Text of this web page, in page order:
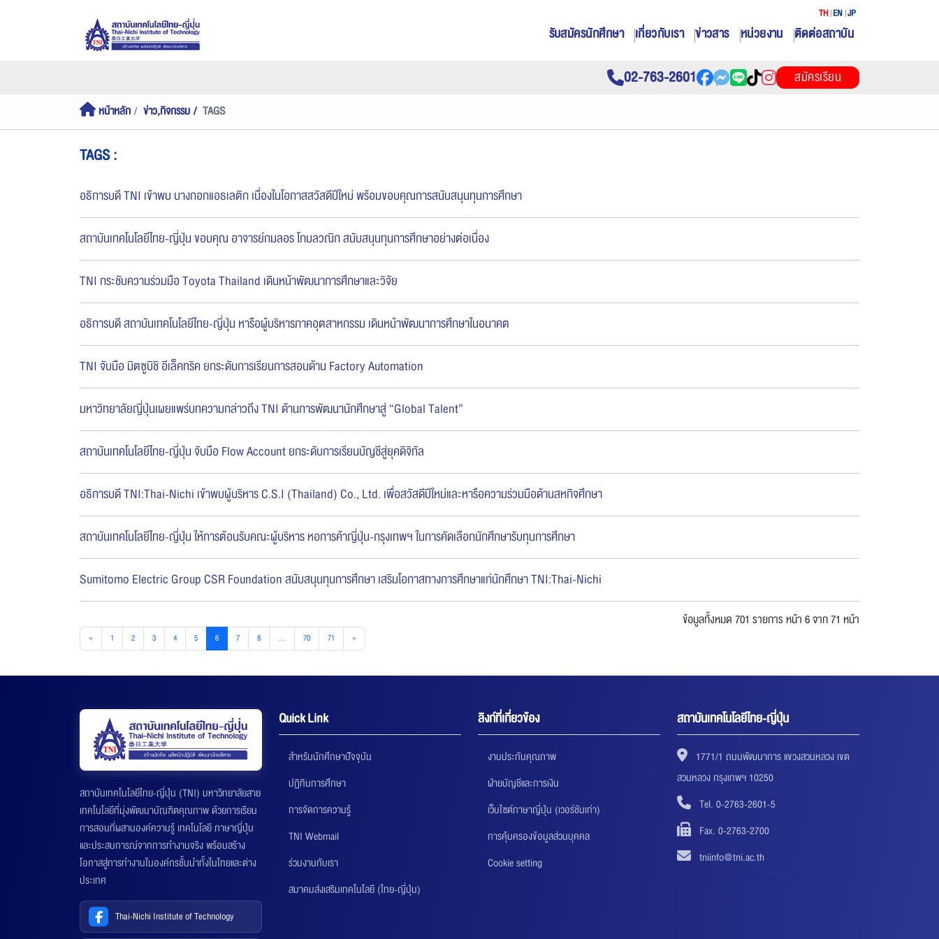
รับสมัครนักศึกษา เกี่ยวกับเรา ข่าวสาร หน่วยงาน ติดต่อสถาบัน
TH EN JP
02-763-2601 สมัครเรียน
หน้าหลัก ข่าว,กิจกรรม TAGS
TAGS :
อธิการบดี TNI เข้าพบ บางกอกแอธเลติก เนื่องในโอกาสสวัสดีปีใหม่ พร้อมขอบคุณการสนับสนุนทุนการศึกษา
สถาบันเทคโนโลยีไทย-ญี่ปุ่น ขอบคุณ อาจารย์กมลอร โกมลวณิก สนับสนุนทุนการศึกษาอย่างต่อเนื่อง
TNI กระชับความร่วมมือ Toyota Thailand เดินหน้าพัฒนาการศึกษาและวิจัย
อธิการบดี สถาบันเทคโนโลยีไทย-ญี่ปุ่น หารือผู้บริหารภาคอุตสาหกรรม เดินหน้าพัฒนาการศึกษาในอนาคต
TNI จับมือ มิตซูบิชิ อีเล็คทริค ยกระดับการเรียนการสอนด้าน Factory Automation
มหาวิทยาลัยญี่ปุ่นเผยแพร่บทความกล่าวถึง TNI ด้านการพัฒนานักศึกษาสู่ “Global Talent”
สถาบันเทคโนโลยีไทย-ญี่ปุ่น จับมือ Flow Account ยกระดับการเรียนบัญชีสู่ยุคดิจิทัล
อธิการบดี TNI:Thai-Nichi เข้าพบผู้บริหาร C.S.I (Thailand) Co., Ltd. เพื่อสวัสดีปีใหม่และหารือความร่วมมือด้านสหกิจศึกษา
สถาบันเทคโนโลยีไทย-ญี่ปุ่น ให้การต้อนรับคณะผู้บริหาร หอการค้าญี่ปุ่น-กรุงเทพฯ ในการคัดเลือกนักศึกษารับทุนการศึกษา
Sumitomo Electric Group CSR Foundation สนับสนุนทุนการศึกษา เสริมโอกาสทางการศึกษาแก่นักศึกษา TNI:Thai-Nichi
ข้อมูลทั้งหมด 701 รายการ หน้า 6 จาก 71 หน้า
« 1 2 3 4 5 6 7 8 ... 70 71 »
สถาบันเทคโนโลยีไทย-ญี่ปุ่น (TNI) มหาวิทยาลัยสาย
เทคโนโลยีที่มุ่งพัฒนาบัณฑิตคุณภาพ ด้วยการเรียน
การสอนที่ผสานองค์ความรู้ เทคโนโลยี ภาษาญี่ปุ่น
และประสบการณ์จากการทำงานจริง พร้อมสร้าง
โอกาสสู่การทำงานในองค์กรชั้นนำทั้งในไทยและต่าง
ประเทศ
Thai-Nichi Institute of Technology
Quick Link
สำหรับนักศึกษาปัจจุบัน
ปฏิทินการศึกษา
การจัดการความรู้
TNI Webmail
ร่วมงานกับเรา
สมาคมส่งเสริมเทคโนโลยี (ไทย-ญี่ปุ่น)
ลิงก์ที่เกี่ยวข้อง
งานประกันคุณภาพ
ฝ่ายบัญชีและการเงิน
เว็บไซต์ภาษาญี่ปุ่น (เวอร์ชันเก่า)
การคุ้มครองข้อมูลส่วนบุคคล
Cookie setting
สถาบันเทคโนโลยีไทย-ญี่ปุ่น
1771/1 ถนนพัฒนาการ แขวงสวนหลวง เขต
สวนหลวง กรุงเทพฯ 10250
Tel. 0-2763-2601-5
Fax. 0-2763-2700
tniinfo@tni.ac.th